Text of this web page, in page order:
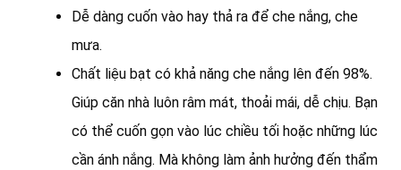
Dễ dàng cuốn vào hay thả ra để che nắng, che
mưa.
Chất liệu bạt có khả năng che nắng lên đến 98%.
Giúp căn nhà luôn râm mát, thoải mái, dễ chịu. Bạn
có thể cuốn gọn vào lúc chiều tối hoặc những lúc
cần ánh nắng. Mà không làm ảnh hưởng đến thẩm